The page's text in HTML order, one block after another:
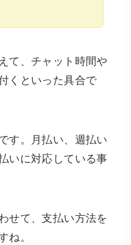
て、チャット時間や
くといった具合で
す。月払い、週払い
いに対応している事
せて、支払い方法を
ね。